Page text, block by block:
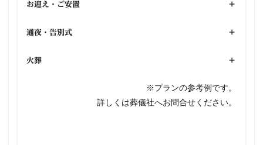
お迎え・ご安置 +
通夜・告別式 +
火葬 +
※プランの参考例です。
詳しくは葬儀社へお問合せください。